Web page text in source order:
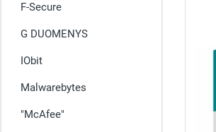
F-Secure
G DUOMENYS
IObit
Malwarebytes
"McAfee"